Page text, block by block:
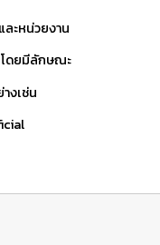
ะหน่วยงาน
ดยมีลักษณะ
งเช่น